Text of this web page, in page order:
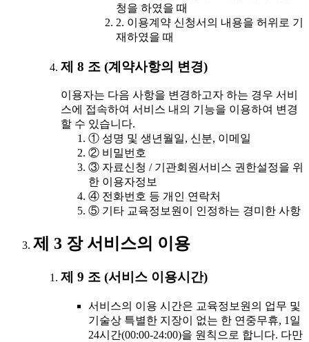
청을 하였을 때
2. 이용계약 신청서의 내용을 허위로 기
재하였을 때
제 8 조 (계약사항의 변경)
이용자는 다음 사항을 변경하고자 하는 경우 서비
스에 접속하여 서비스 내의 기능을 이용하여 변경
할 수 있습니다.
① 성명 및 생년월일, 신분, 이메일
② 비밀번호
③ 자료신청 / 기관회원서비스 권한설정을 위
한 이용자정보
④ 전화번호 등 개인 연락처
⑤ 기타 교육정보원이 인정하는 경미한 사항
제 3 장 서비스의 이용
제 9 조 (서비스 이용시간)
서비스의 이용 시간은 교육정보원의 업무 및
기술상 특별한 지장이 없는 한 연중무휴, 1일
24시간(00:00-24:00)을 원칙으로 합니다. 다만